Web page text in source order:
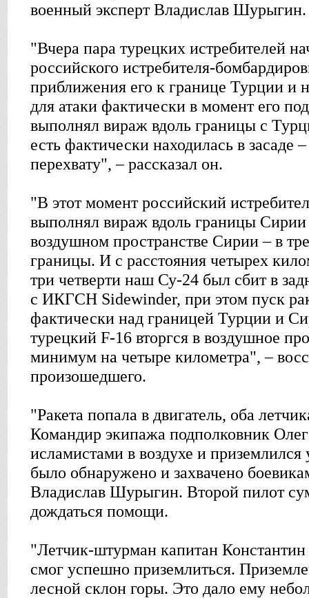
военный эксперт Владислав Шурыгин.
"Вчера пара турецких истребителей
российского истребителя-
приближения его к границе Турции и
для атаки фактически в момент его
выполнял вираж вдоль границы с
есть фактически находилась в засаде
перехвату", – рассказал он.
"В этот момент российский
выполнял вираж вдоль границы
воздушном пространстве Сирии – в
границы. И с расстояния четырех
три четверти наш Су-24 был сбит в
с ИКГСН Sidewinder, при этом пуск
фактически над границей Турции и
турецкий F-16 вторгся в воздушное
минимум на четыре километра", –
произошедшего.
"Ракета попала в двигатель, оба
Командир экипажа подполковник
исламистами в воздухе и
было обнаружено и захвачено
Владислав Шурыгин. Второй пилот
дождаться помощи.
"Летчик-штурман капитан
смог успешно приземлиться.
лесной склон горы. Это дало ему